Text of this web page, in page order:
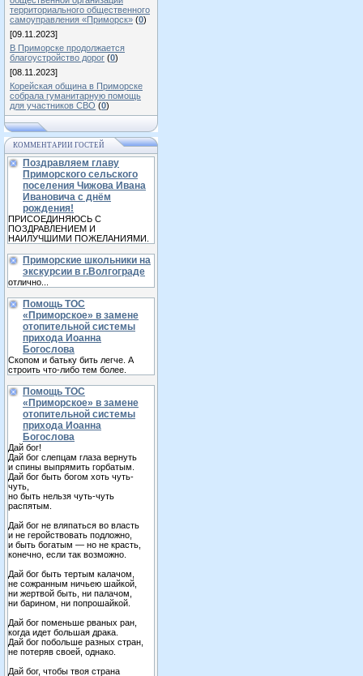
территориального общественного
самоуправления «Приморск» (0)
[09.11.2023]
В Приморске продолжается
благоустройство дорог (0)
[08.11.2023]
Корейская община в Приморске
собрала гуманитарную помощь
для участников СВО (0)
КОММЕНТАРИИ ГОСТЕЙ
Поздравляем главу
Приморского сельского
поселения Чижова Ивана
Ивановича с днём
рождения!
ПРИСОЕДИНЯЮСЬ С
ПОЗДРАВЛЕНИЕМ И
НАИЛУЧШИМИ ПОЖЕЛАНИЯМИ.
Приморские школьники на
экскурсии в г.Волгограде
отлично...
Помощь ТОС
«Приморское» в замене
отопительной системы
прихода Иоанна
Богослова
Скопом и батьку бить легче. А
строить что-либо тем более.
Помощь ТОС
«Приморское» в замене
отопительной системы
прихода Иоанна
Богослова
Дай бог!
Дай бог слепцам глаза вернуть
и спины выпрямить горбатым.
Дай бог быть богом хоть чуть-
чуть,
но быть нельзя чуть-чуть
распятым.
Дай бог не вляпаться во власть
и не геройствовать подложно,
и быть богатым — но не красть,
конечно, если так возможно.
Дай бог быть тертым калачом,
не сожранным ничьею шайкой,
ни жертвой быть, ни палачом,
ни барином, ни попрошайкой.
Дай бог поменьше рваных ран,
когда идет большая драка.
Дай бог побольше разных стран,
не потеряв своей, однако.
Дай бог, чтобы твоя страна